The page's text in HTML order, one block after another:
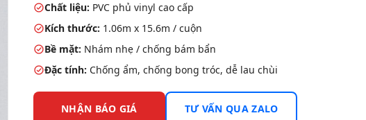
Chất liệu: PVC phủ vinyl cao cấp
Kích thước: 1.06m x 15.6m / cuộn
Bề mặt: Nhám nhẹ / chống bám bẩn
Đặc tính: Chống ẩm, chống bong tróc, dễ lau chùi
NHẬN BÁO GIÁ TƯ VẤN QUA ZALO